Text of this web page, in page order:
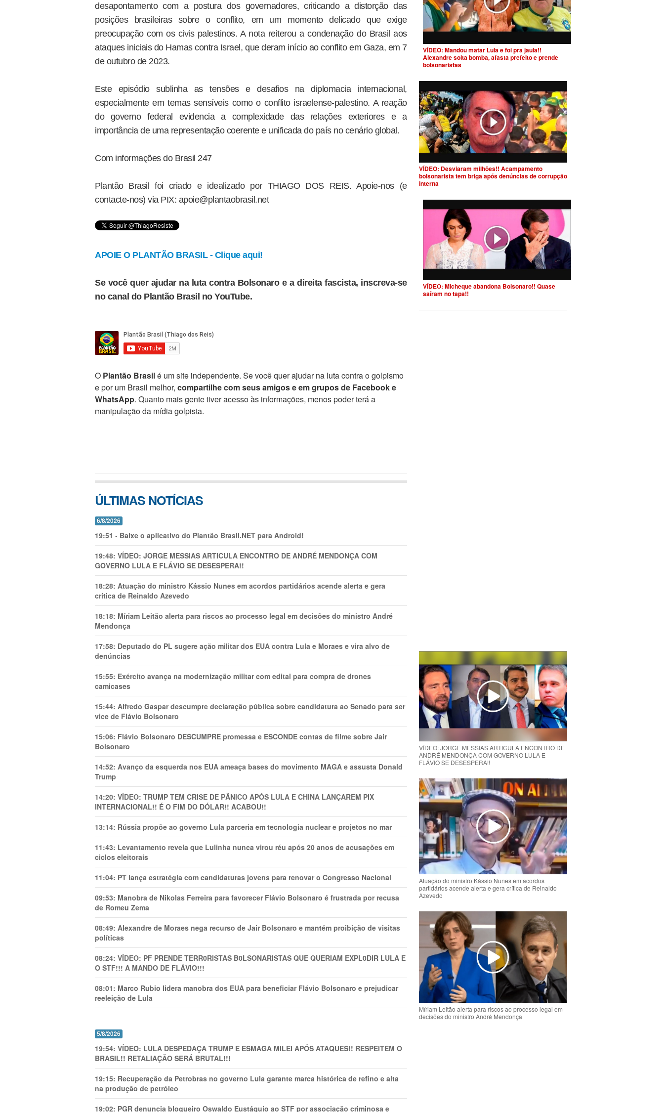
desapontamento com a postura dos governadores, criticando a distorção das
posições brasileiras sobre o conflito, em um momento delicado que exige
preocupação com os civis palestinos. A nota reiterou a condenação do Brasil aos
ataques iniciais do Hamas contra Israel, que deram início ao conflito em Gaza, em 7
de outubro de 2023.
Este episódio sublinha as tensões e desafios na diplomacia internacional,
especialmente em temas sensíveis como o conflito israelense-palestino. A reação
do governo federal evidencia a complexidade das relações exteriores e a
importância de uma representação coerente e unificada do país no cenário global.
Com informações do Brasil 247
Plantão Brasil foi criado e idealizado por THIAGO DOS REIS. Apoie-nos (e
contacte-nos) via PIX: apoie@plantaobrasil.net
APOIE O PLANTÃO BRASIL - Clique aqui!
Se você quer ajudar na luta contra Bolsonaro e a direita fascista, inscreva-se
no canal do Plantão Brasil no YouTube.
O Plantão Brasilé um site independente. Se você quer ajudar na luta contra o golpismo
e por um Brasil melhor, compartilhe com seus amigos e em grupos de Facebook e
WhatsApp. Quanto mais gente tiver acesso às informações, menos poder terá a
manipulação da mídia golpista.
ÚLTIMAS NOTÍCIAS
6/8/2026
19:51 - Baixe o aplicativo do Plantão Brasil.NET para Android!
19:48: VÍDEO: JORGE MESSIAS ARTICULA ENCONTRO DE ANDRÉ MENDONÇA COM
GOVERNO LULA E FLÁVIO SE DESESPERA!!
18:28: Atuação do ministro Kássio Nunes em acordos partidários acende alerta e gera
crítica de Reinaldo Azevedo
18:18: Míriam Leitão alerta para riscos ao processo legal em decisões do ministro André
Mendonça
17:58: Deputado do PL sugere ação militar dos EUA contra Lula e Moraes e vira alvo de
denúncias
15:55: Exército avança na modernização militar com edital para compra de drones
camicases
15:44: Alfredo Gaspar descumpre declaração pública sobre candidatura ao Senado para ser
vice de Flávio Bolsonaro
15:06: Flávio Bolsonaro DESCUMPRE promessa e ESCONDE contas de filme sobre Jair
Bolsonaro
14:52: Avanço da esquerda nos EUA ameaça bases do movimento MAGA e assusta Donald
Trump
14:20: VÍDEO: TRUMP TEM CRlSE DE PÂNlCO APÓS LULA E CHINA LANÇAREM PIX
INTERNACIONAL!! É O FIM DO DÓLAR!! ACABOU!!
13:14: Rússia propõe ao governo Lula parceria em tecnologia nuclear e projetos no mar
11:43: Levantamento revela que Lulinha nunca virou réu após 20 anos de acusações em
ciclos eleitorais
11:04: PT lança estratégia com candidaturas jovens para renovar o Congresso Nacional
09:53: Manobra de Nikolas Ferreira para favorecer Flávio Bolsonaro é frustrada por recusa
de Romeu Zema
08:49: Alexandre de Moraes nega recurso de Jair Bolsonaro e mantém proibição de visitas
políticas
08:24: VÍDEO: PF PRENDE TERR0RlSTAS B0LSONARlSTAS QUE QUERIAM EXPL0DlR LULA E
O STF!!! A MANDO DE FLÁVIO!!!
08:01: Marco Rubio lidera manobra dos EUA para beneficiar Flávio Bolsonaro e prejudicar
reeleição de Lula
5/8/2026
19:54: VÍDEO: LULA DESPEDAÇA TRUMP E ESMAGA MILEI APÓS ATAQUES!! RESPEITEM O
BRASIL!! RETALIAÇÃO SERÁ BRUTAL!!!
19:15: Recuperação da Petrobras no governo Lula garante marca histórica de refino e alta
na produção de petróleo
19:02: PGR denuncia blogueiro Oswaldo Eustáquio ao STF por associação criminosa e
VÍDEO: Mandou matar Lula e foi pra jaula!!
Alexandre solta bomba, afasta prefeito e prende
bolsonaristas
VÍDEO: Desviaram milhões!! Acampamento
bolsonarista tem briga após denúncias de corrupção
interna
VÍDEO: Micheque abandona Bolsonaro!! Quase
saíram no tapa!!
VÍDEO: JORGE MESSIAS ARTICULA ENCONTRO DE
ANDRÉ MENDONÇA COM GOVERNO LULA E
FLÁVIO SE DESESPERA!!
Atuação do ministro Kássio Nunes em acordos
partidários acende alerta e gera crítica de Reinaldo
Azevedo
Míriam Leitão alerta para riscos ao processo legal em
decisões do ministro André Mendonça